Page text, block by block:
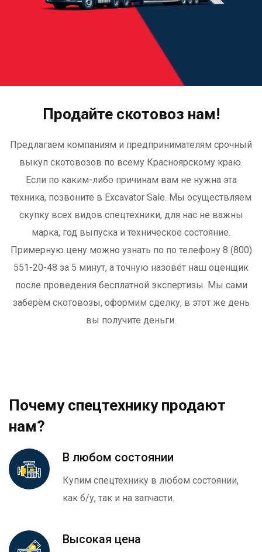
Продайте скотовоз нам!
Предлагаем компаниям и предпринимателям срочный
выкуп скотовозов по всему Красноярскому краю.
Если по каким-либо причинам вам не нужна эта
техника, позвоните в Excavator Sale. Мы осуществляем
скупку всех видов спецтехники, для нас не важны
марка, год выпуска и техническое состояние.
Примерную цену можно узнать по по телефону 8 (800)
551-20-48 за 5 минут, а точную назовёт наш оценщик
после проведения бесплатной экспертизы. Мы сами
заберём скотовозы, оформим сделку, в этот же день
вы получите деньги.
Почему спецтехнику продают
нам?
В любом состоянии
Купим спецтехнику в любом состоянии,
как б/у, так и на запчасти.
Высокая цена